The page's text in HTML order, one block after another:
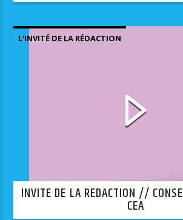
L'INVITÉ DE LA RÉDACTION
INVITE DE LA REDACTION //
CEA